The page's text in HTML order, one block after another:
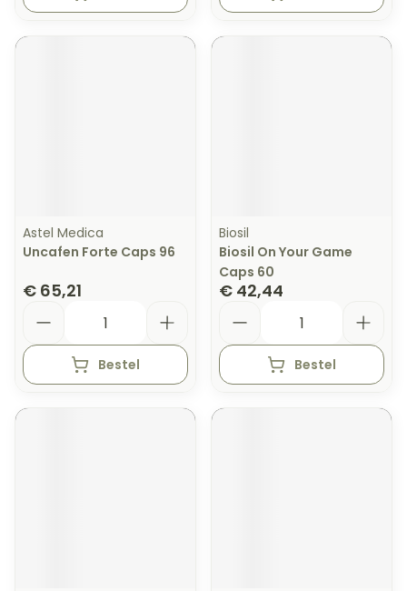
Astel Medica
Uncafen Forte Caps 96
€ 65,21
Bestel
Biosil
Biosil On Your Game
Caps 60
€ 42,44
Bestel